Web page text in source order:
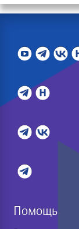
Помощь